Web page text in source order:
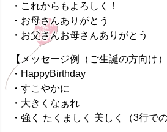
・これからもよろしく！
・お母さんありがとう
・お父さんお母さんありがとう
【メッセージ例（ご生誕の方向け）
・HappyBirthday
・すこやかに
・大きくなぁれ
・強く たくましく 美しく（3行で